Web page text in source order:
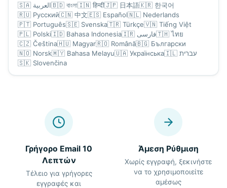
🇸🇦 العربية🇧🇩 বাংলা🇮🇳 हिन्दी🇯🇵 日本語🇰🇷 한국어
🇷🇺 Русский🇨🇳 中文🇪🇸 Español🇳🇱 Nederlands
🇵🇹 Português🇸🇪 Svenska🇹🇷 Türkçe🇻🇳 Tiếng Việt
🇵🇱 Polski🇮🇩 Bahasa Indonesia🇮🇷 فارسی🇹🇭ไทย
🇨🇿 Čeština🇭🇺 Magyar🇷🇴 Română🇧🇬 Български
🇳🇴 Norsk🇲🇾 Bahasa Melayu🇺🇦 Українська🇮🇱 עברית
🇸🇰 Slovenčina
Γρήγορο Email 10
Λεπτών
Τέλειο για γρήγορες
εγγραφές και
Άμεση Ρύθμιση
Χωρίς εγγραφή, ξεκινήστε
να το χρησιμοποιείτε
αμέσως